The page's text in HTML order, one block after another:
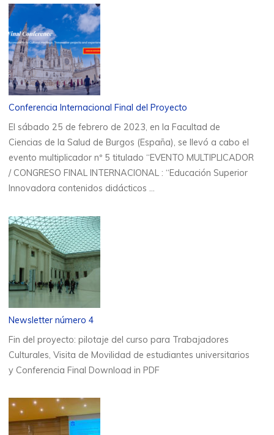
Conferencia Internacional Final del Proyecto
El sábado 25 de febrero de 2023, en la Facultad de
Ciencias de la Salud de Burgos (España), se llevó a cabo el
evento multiplicador nº 5 titulado “EVENTO MULTIPLICADOR
/ CONGRESO FINAL INTERNACIONAL : “Educación Superior
Innovadora contenidos didácticos …
Newsletter número 4
Fin del proyecto: pilotaje del curso para Trabajadores
Culturales, Visita de Movilidad de estudiantes universitarios
y Conferencia Final Download in PDF